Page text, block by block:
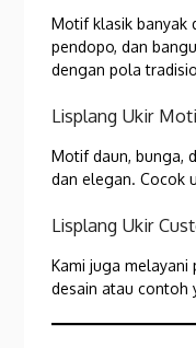
Motif klasik banyak
pendopo, dan
dengan pola
Lisplang Ukir
Motif daun, bunga,
dan elegan. Cocok
Lisplang Ukir
Kami juga melayani
desain atau contoh